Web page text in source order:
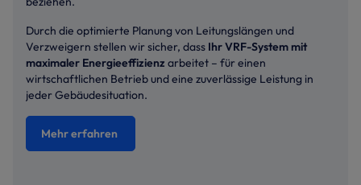
Durch die optimierte Planung von Leitungslängen und
Verzweigern stellen wir sicher, dass Ihr VRF-System mit
maximaler Energieeffizienz arbeitet – für einen
wirtschaftlichen Betrieb und eine zuverlässige Leistung in
jeder Gebäudesituation.
Mehr erfahren